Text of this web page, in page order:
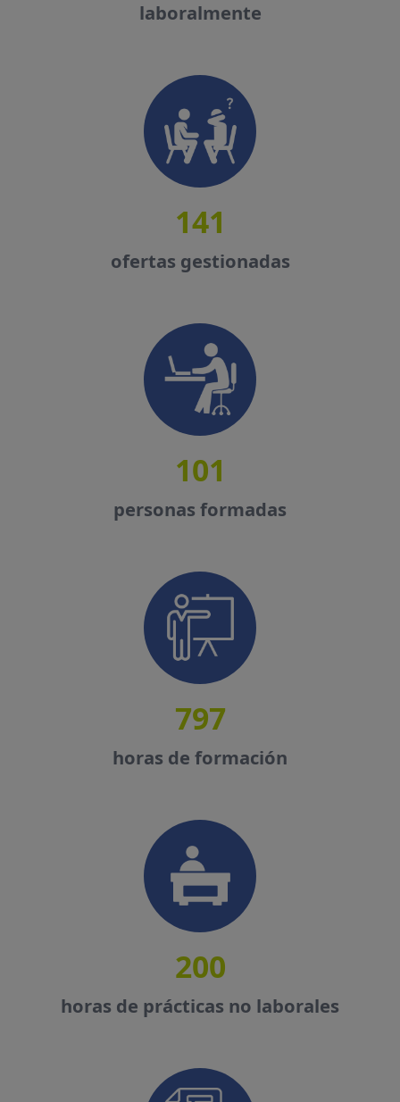
laboralmente
141
ofertas gestionadas
101
personas formadas
797
horas de formación
200
horas de prácticas no laborales